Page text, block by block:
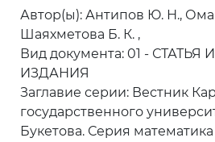
Автор(ы): Антипов Ю. Н.,
Шаяхметова Б. К. ,
Вид документа: 01 -
ИЗДАНИЯ
Заглавие серии: Вестник
государственного
Букетова. Серия математика